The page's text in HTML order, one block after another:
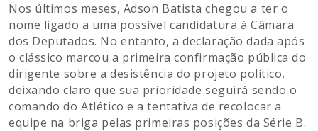
Nos últimos meses, Adson Batista chegou a ter o
nome ligado a uma possível candidatura à Câmara
dos Deputados. No entanto, a declaração dada após
o clássico marcou a primeira confirmação pública do
dirigente sobre a desistência do projeto político,
deixando claro que sua prioridade seguirá sendo o
comando do Atlético e a tentativa de recolocar a
equipe na briga pelas primeiras posições da Série B.